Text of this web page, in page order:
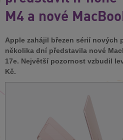
M4 a nové
Apple zahájil březen sérií nových
několika dní představila nové
17e. Největší pozornost vzbudil
Kč.